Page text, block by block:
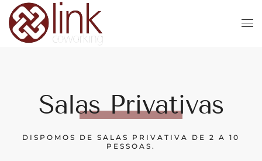
Skip to main content
Salas Privativas
DISPOMOS DE SALAS PRIVATIVA DE 2 A 10
PESSOAS.